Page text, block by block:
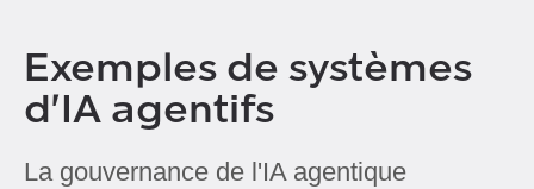
Exemples de systèmes
d'IA agentifs
La gouvernance de l'IA agentique